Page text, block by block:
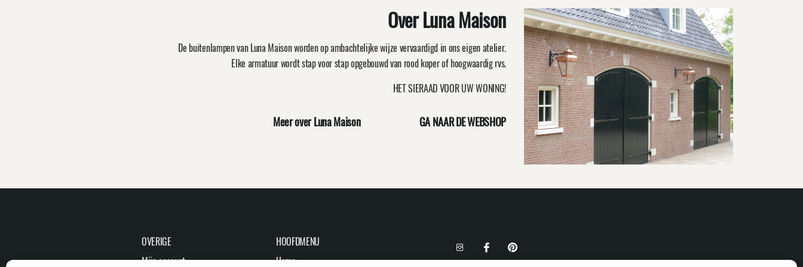
Over Luna Maison
De buitenlampen van Luna Maison worden op ambachtelijke wijze vervaardigd in ons eigen atelier.
Elke armatuur wordt stap voor stap opgebouwd van rood koper of hoogwaardig rvs.
HET SIERAAD VOOR UW WONING!
Meer over Luna Maison GA NAAR DE WEBSHOP
OVERIGE
Mijn account
HOOFDMENU
Home